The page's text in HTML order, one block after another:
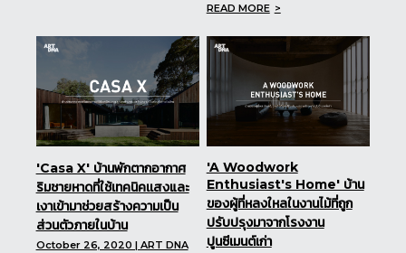
READ MORE
'Casa X' บ้านพักตากอากาศ
ริมชายหาดที่ใช้เทคนิคเเสงและ
เงาเข้ามาช่วยสร้างความเป็น
ส่วนตัวภายในบ้าน
October 26, 2020 | ART DNA
'A Woodwork
Enthusiast's Home' บ้าน
ของผู้ที่หลงใหลในงานไม้ที่ถูก
ปรับปรุงมาจากโรงงาน
ปูนซีเมนต์เก่า